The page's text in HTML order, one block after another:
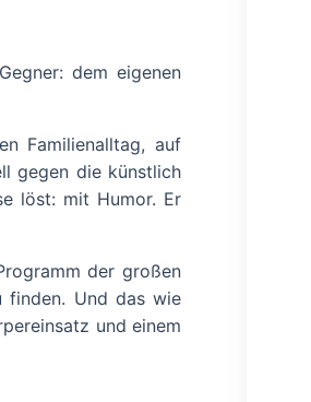
dem eigenen
Familienalltag, auf
gegen die künstlich
löst: mit Humor. Er
der großen
finden. Und das wie
und einem